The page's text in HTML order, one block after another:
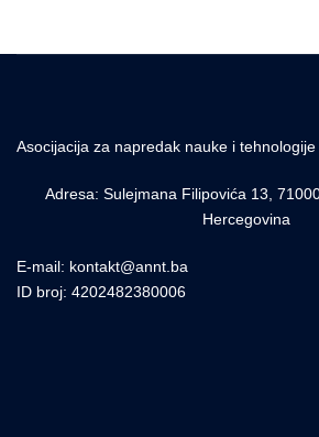
Asocijacija za napredak nauke i tehnologije
Adresa: Sulejmana Filipovića 13,
Hercegovina
E-mail: kontakt@annt.ba
ID broj: 4202482380006